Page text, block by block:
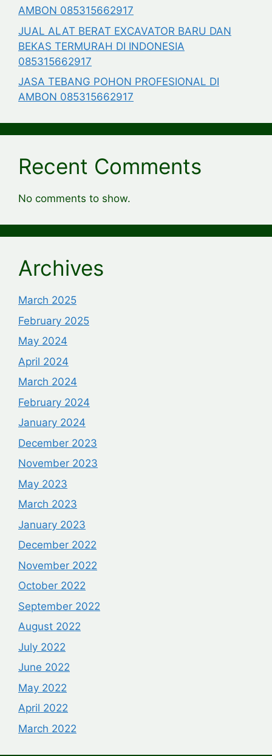
AMBON 085315662917
JUAL ALAT BERAT EXCAVATOR BARU DAN
BEKAS TERMURAH DI INDONESIA
085315662917
JASA TEBANG POHON PROFESIONAL DI
AMBON 085315662917
Recent Comments
No comments to show.
Archives
March 2025
February 2025
May 2024
April 2024
March 2024
February 2024
January 2024
December 2023
November 2023
May 2023
March 2023
January 2023
December 2022
November 2022
October 2022
September 2022
August 2022
July 2022
June 2022
May 2022
April 2022
March 2022